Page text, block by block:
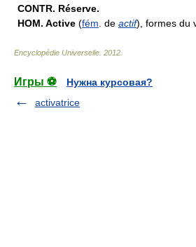
CONTR. Réserve.
HOM. Active (fém . de actif), formes du
Encyclopédie Universelle 2012
Игры ⚽
Нужна курсовая?
activatrice